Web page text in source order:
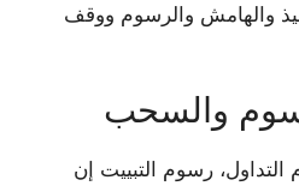
والهامش والرسوم ووقف
رسوم التبييت إن